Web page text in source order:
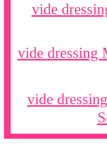
vide
vide dressing
vide